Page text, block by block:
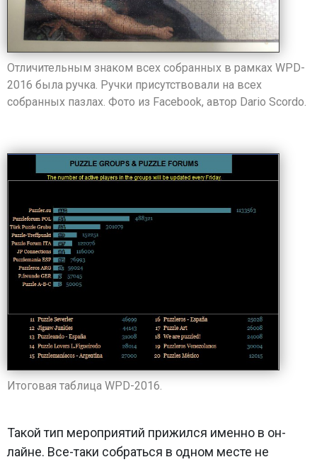
Отличительным знаком всех собранных в рамках WPD-
2016 была ручка. Ручки присутствовали на всех
собранных пазлах. Фото из Facebook, автор Dario Scordo.
Итоговая таблица WPD-2016.
Такой тип мероприятий прижился именно в он-
лайне. Все-таки собраться в одном месте не